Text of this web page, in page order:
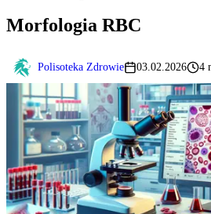
Morfologia RBC
Polisoteka Zdrowie 03.02.2026 4